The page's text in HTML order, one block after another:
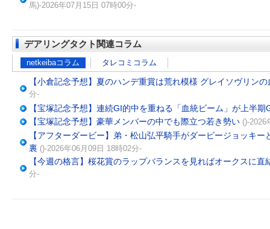
馬)-2026年07月15日 07時00分-
デアリングタクト関連コラム
netkeibaコラム タレコミコラム
【小倉記念予想】夏のハンデ重賞は荒れ模様 グレイソヴリン
分-
【宝塚記念予想】連続GI的中を重ねる「血統ビーム」が上半期
【宝塚記念予想】豪華メンバーの中でも際立つ若き勢い ()-2026
【アフターダービー】弟・松山弘平騎手がダービージョッキ
裏 ()-2026年06月09日 18時02分-
【今週の格言】桜花賞のラップバランスを見ればオークスに直
分-